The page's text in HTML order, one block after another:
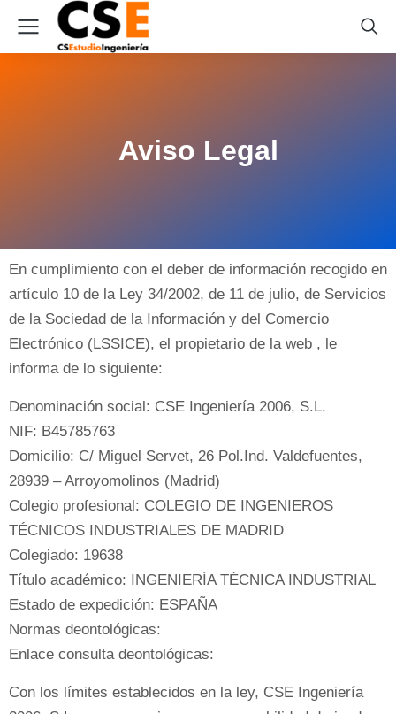
Aviso Legal
En cumplimiento con el deber de información recogido en
artículo 10 de la Ley 34/2002, de 11 de julio, de Servicios
de la Sociedad de la Información y del Comercio
Electrónico (LSSICE), el propietario de la web , le
informa de lo siguiente:
Denominación social: CSE Ingeniería 2006, S.L.
NIF: B45785763
Domicilio: C/ Miguel Servet, 26 Pol.Ind. Valdefuentes,
28939 – Arroyomolinos (Madrid)
Colegio profesional: COLEGIO DE INGENIEROS
TÉCNICOS INDUSTRIALES DE MADRID
Colegiado: 19638
Título académico: INGENIERÍA TÉCNICA INDUSTRIAL
Estado de expedición: ESPAÑA
Normas deontológicas:
Enlace consulta deontológicas:
Con los límites establecidos en la ley, CSE Ingeniería